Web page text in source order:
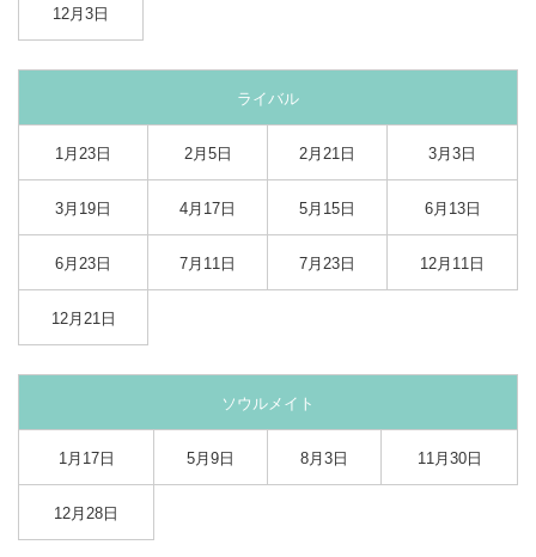
12月3日
ライバル
1月23日 2月5日 2月21日 3月3日
3月19日 4月17日 5月15日 6月13日
6月23日 7月11日 7月23日 12月11日
12月21日
ソウルメイト
1月17日 5月9日 8月3日 11月30日
12月28日